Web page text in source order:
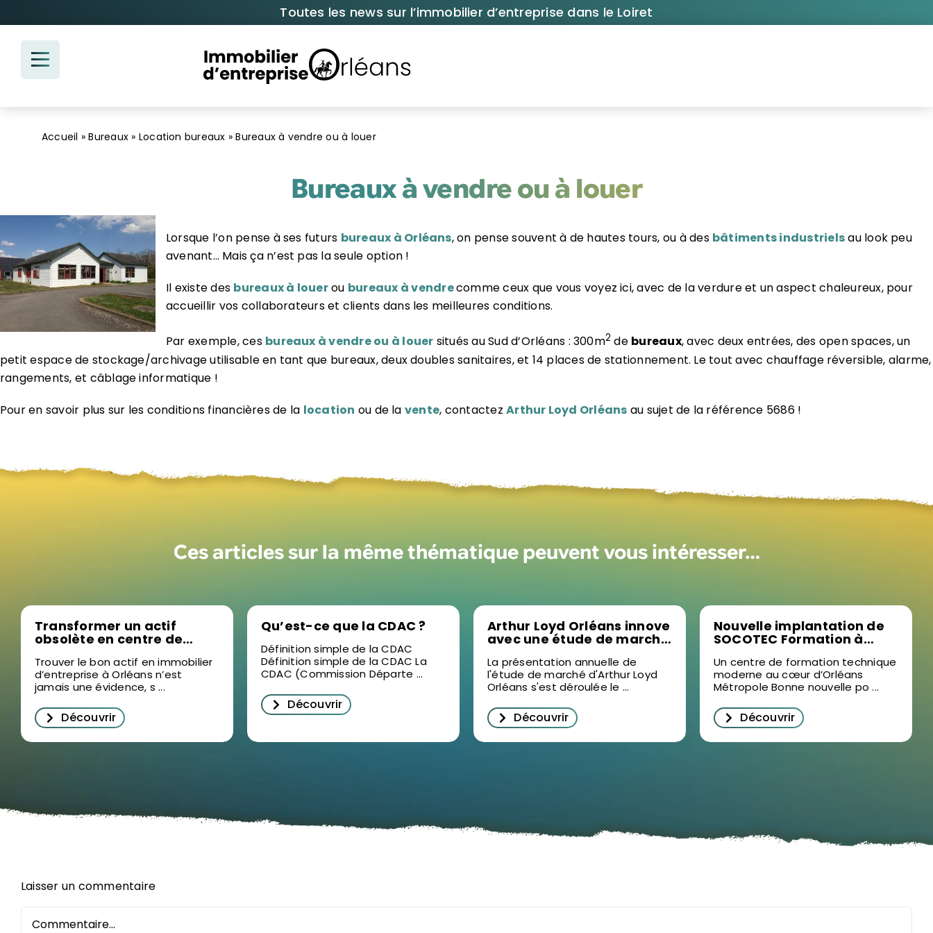
au
contenu
Toutes les news sur l’immobilier d’entreprise dans le Loiret
Accueil »Bureaux » Location bureaux »Bureaux à vendre ou à louer
Bureaux à vendre ou à louer
Lorsque l’on pense à ses futurs bureaux à Orléans, on pense souvent à de hautes tours, ou à des bâtiments industrielsau look peu
avenant… Mais ça n’est pas la seule option !
Il existe des bureaux à louerou bureaux à vendrecomme ceux que vous voyez ici, avec de la verdure et un aspect chaleureux, pour
accueillir vos collaborateurs et clients dans les meilleures conditions.
Par exemple, ces bureaux à vendre ou à louer situés au Sud d’Orléans : 300m2 de bureaux, avec deux entrées, des open spaces, un
petit espace de stockage/archivage utilisable en tant que bureaux, deux doubles sanitaires, et 14 places de stationnement. Le tout avec chauffage réversible, alarme,
rangements, et câblage informatique !
Pour en savoir plus sur les conditions financières de la location ou de la vente, contactezArthur Loyd Orléans au sujet de la référence 5686 !
Ces articles sur la même thématique peuvent vous intéresser…
Transformer un actif
obsolète en centre de
nouvelle stratégie sur le
marché de l’immobilier
d’entreprise à Orléans
Trouver le bon actif en immobilier
d’entreprise à Orléans n’est
jamais une évidence, s ...
Découvrir
Qu’est-ce que la CDAC ?
Définition simple de la CDAC
Définition simple de la CDAC La
CDAC (Commission Départe ...
Découvrir
Arthur Loyd Orléans innove
avec une étude de marché
pour décrypter
l’immobilier d’entreprise à
Orléans
La présentation annuelle de
l'étude de marché d'Arthur Loyd
Orléans s'est déroulée le ...
Découvrir
Nouvelle implantation de
SOCOTEC Formation à
formation professionnelle
dans le Loiret
Un centre de formation technique
moderne au cœur d’Orléans
Métropole Bonne nouvelle po ...
Découvrir
Laisser un commentaire